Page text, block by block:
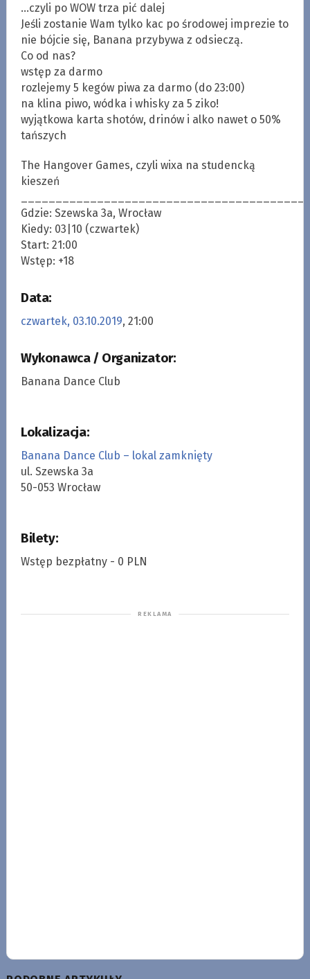
…czyli po WOW trza pić dalej
Jeśli zostanie Wam tylko kac po środowej imprezie to
nie bójcie się, Banana przybywa z odsieczą.
Co od nas?
wstęp za darmo
rozlejemy 5 kegów piwa za darmo (do 23:00)
na klina piwo, wódka i whisky za 5 ziko!
wyjątkowa karta shotów, drinów i alko nawet o 50%
tańszych
The Hangover Games, czyli wixa na studencką
kieszeń
Gdzie: Szewska 3a, Wrocław
Kiedy: 03|10 (czwartek)
Start: 21:00
Wstęp: +18
Data:
czwartek, 03.10.2019, 21:00
Wykonawca / Organizator:
Banana Dance Club
Lokalizacja:
Banana Dance Club – lokal zamknięty
ul. Szewska 3a
50-053 Wrocław
Bilety:
Wstęp bezpłatny - 0 PLN